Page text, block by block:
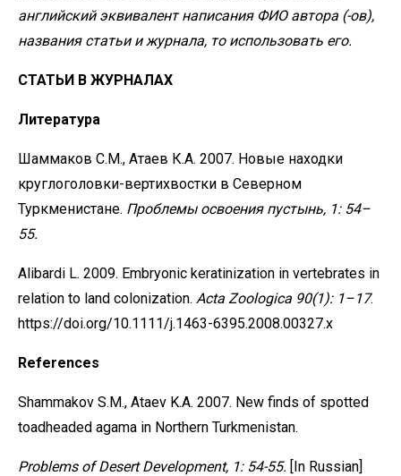
английский эквивалент написания ФИО автора (-ов),
названия статьи и журнала, то использовать его.
СТАТЬИ В ЖУРНАЛАХ
Литература
Шаммаков С.М., Атаев К.А. 2007. Новые находки
круглоголовки-вертихвостки в Северном
Туркменистане. Проблемы освоения пустынь, 1: 54–
55.
Alibardi L. 2009. Embryonic keratinization in vertebrates in
relation to land colonization. Acta Zoologica 90(1): 1–17.
https://doi.org/10.1111/j.1463-6395.2008.00327.x
References
Shammakov S.M., Ataev K.A. 2007. New finds of spotted
toadheaded agama in Northern Turkmenistan.
Problems of Desert Development, 1: 54-55. [In Russian]